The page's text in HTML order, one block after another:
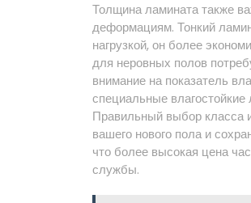
Толщина ламината также
деформациям. Тонкий
нагрузкой, он более
для неровных полов
внимание на показатель
специальные
Правильный выбор класса
вашего нового пола и
что более высокая цена
службы.